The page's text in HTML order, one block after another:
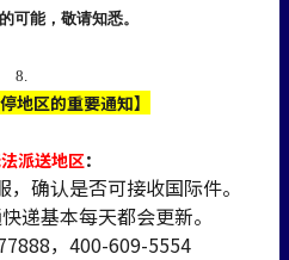
可能，敬请知悉。
8.
地区的重要通知】
派送地区：
确认是否可接收国际件。
递基本每天都会更新。
，400-609-5554